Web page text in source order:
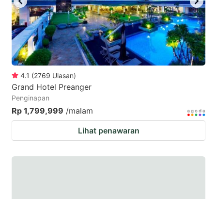
4.1 (2769 Ulasan)
Grand Hotel Preanger
Penginapan
Rp 1,799,999 /malam
Lihat penawaran